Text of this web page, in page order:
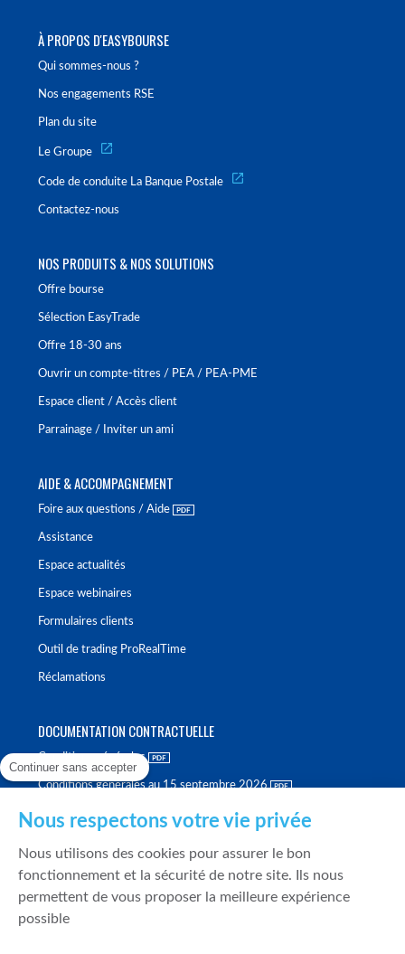
À PROPOS D'EASYBOURSE
Qui sommes-nous ?
Nos engagements RSE
Plan du site
Le Groupe
Code de conduite La Banque Postale
Contactez-nous
NOS PRODUITS & NOS SOLUTIONS
Offre bourse
Sélection EasyTrade
Offre 18-30 ans
Ouvrir un compte-titres / PEA / PEA-PME
Espace client / Accès client
Parrainage / Inviter un ami
AIDE & ACCOMPAGNEMENT
Foire aux questions / Aide
Assistance
Espace actualités
Espace webinaires
Formulaires clients
Outil de trading ProRealTime
Réclamations
DOCUMENTATION CONTRACTUELLE
Conditions générales
Conditions générales au 15 septembre 2026
Politique de meilleure sélection
Politique de durabilité
Fonds de garantie des dépôts et de résolution
Continuer sans accepter
Nous respectons votre vie privée
Nous utilisons des cookies pour assurer le bon
fonctionnement et la sécurité de notre site. Ils nous
permettent de vous proposer la meilleure expérience
possible